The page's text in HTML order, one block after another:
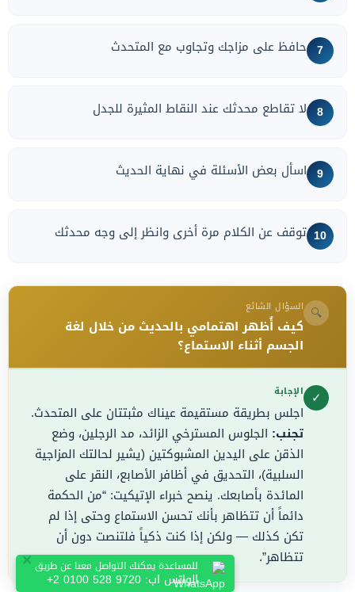
7 حافظ على مزاجك وتجاوب مع المتحدث
8 لا تقاطع محدثك عند النقاط المثيرة للجدل
9 اسأل بعض الأسئلة في نهاية الحديث
10 توقف عن الكلام مرة أخرى وانظر إلى وجه محدثك
🔍 السؤال الشائع
كيف أُظهر اهتمامي بالحديث من خلال لغة
الجسم أثناء الاستماع؟
✓ الإجابة
اجلس بطريقة مستقيمة عيناك مثبتتان على المتحدث.
تجنب: الجلوس المسترخي الزائد، مد الرجلين، وضع
الذقن على اليدين المشبوكتين (يشير لحالتك المزاجية
السلبية)، التحديق في أظافر الأصابع، النقر على
المائدة بأصابعك. ينصح خبراء الإتيكيت: “من الحكمة
دائماً أن تتظاهر بأنك تحسن الاستماع وحتى إذا لم
تكن كذلك — ولكن إذا كنت ذكياً فلتنصت دون أن
تتظاهر”.
×للمساعدة يمكنك التواصل معنا عن طريق
الواتس اب: +2 0100 528 9720